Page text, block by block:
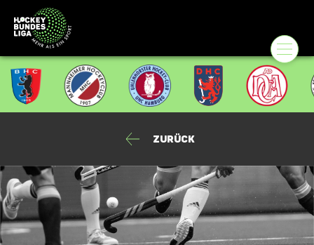
Zurück